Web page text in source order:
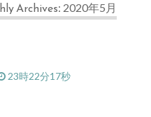
Archives: 2020年5月
23時22分17秒